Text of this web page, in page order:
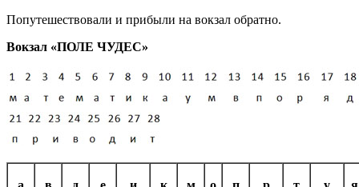
Попутешествовали и прибыли на вокзал обратно.
Вокзал «ПОЛЕ ЧУДЕС»